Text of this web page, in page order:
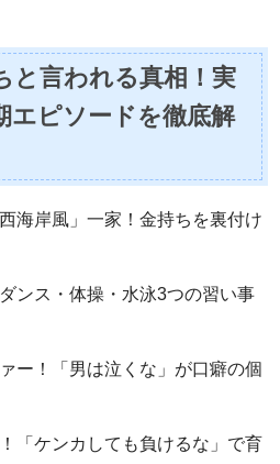
と言われる真相！実
エピソードを徹底解
海岸風」一家！金持ちを裏付け
ンス・体操・水泳3つの習い事
ー！「男は泣くな」が口癖の個
「ケンカしても負けるな」で育